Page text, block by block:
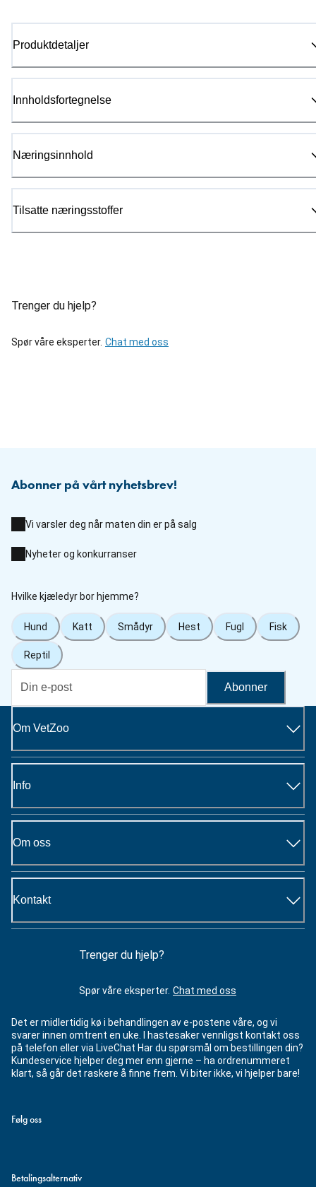
Produktdetaljer
Innholdsfortegnelse
Næringsinnhold
Tilsatte næringsstoffer
Trenger du hjelp?
Spør våre eksperter. Chat med oss
Abonner på vårt nyhetsbrev!
Vi varsler deg når maten din er på salg
Nyheter og konkurranser
Hvilke kjæledyr bor hjemme?
Hund Katt Smådyr Hest Fugl Fisk
Reptil
Abonner
Om VetZoo
Info
Om oss
Kontakt
Trenger du hjelp?
Spør våre eksperter. Chat med oss
Det er midlertidig kø i behandlingen av e-postene våre, og vi
svarer innen omtrent en uke. I hastesaker vennligst kontakt oss
på telefon eller via LiveChat Har du spørsmål om bestillingen din?
Kundeservice hjelper deg mer enn gjerne – ha ordrenummeret
klart, så går det raskere å finne frem. Vi biter ikke, vi hjelper bare!
Følg oss
Betalingsalternativ